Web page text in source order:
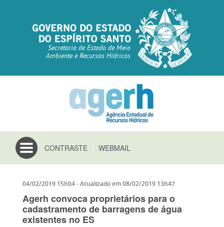
Secretaria de Estado de Meio
Ambiente e Recursos Hídricos
Toggle
navigation
CONTRASTE | WEBMAIL
04/02/2019 15h04- Atualizado em08/02/2019 13h47
Agerh convoca proprietários para o
cadastramento de barragens de água
existentes no ES